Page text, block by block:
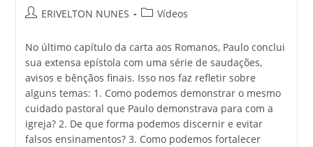
ERIVELTON NUNES Vídeos
No último capítulo da carta aos Romanos, Paulo conclui
sua extensa epístola com uma série de saudações,
avisos e bênçãos finais. Isso nos faz refletir sobre
alguns temas: 1. Como podemos demonstrar o mesmo
cuidado pastoral que Paulo demonstrava para com a
igreja? 2. De que forma podemos discernir e evitar
falsos ensinamentos? 3. Como podemos fortalecer